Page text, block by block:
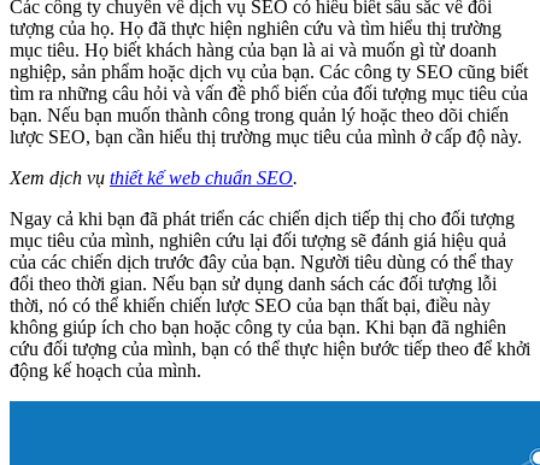
Các công ty chuyên về dịch vụ SEO có hiểu biết sâu sắc về đối
tượng của họ. Họ đã thực hiện nghiên cứu và tìm hiểu thị trường
mục tiêu. Họ biết khách hàng của bạn là ai và muốn gì từ doanh
nghiệp, sản phẩm hoặc dịch vụ của bạn. Các công ty SEO cũng biết
tìm ra những câu hỏi và vấn đề phổ biến của đối tượng mục tiêu của
bạn. Nếu bạn muốn thành công trong quản lý hoặc theo dõi chiến
lược SEO, bạn cần hiểu thị trường mục tiêu của mình ở cấp độ này.
Xem dịch vụ thiết kế web chuẩn SEO.
Ngay cả khi bạn đã phát triển các chiến dịch tiếp thị cho đối tượng
mục tiêu của mình, nghiên cứu lại đối tượng sẽ đánh giá hiệu quả
của các chiến dịch trước đây của bạn. Người tiêu dùng có thể thay
đổi theo thời gian. Nếu bạn sử dụng danh sách các đối tượng lỗi
thời, nó có thể khiến chiến lược SEO của bạn thất bại, điều này
không giúp ích cho bạn hoặc công ty của bạn. Khi bạn đã nghiên
cứu đối tượng của mình, bạn có thể thực hiện bước tiếp theo để khởi
động kế hoạch của mình.